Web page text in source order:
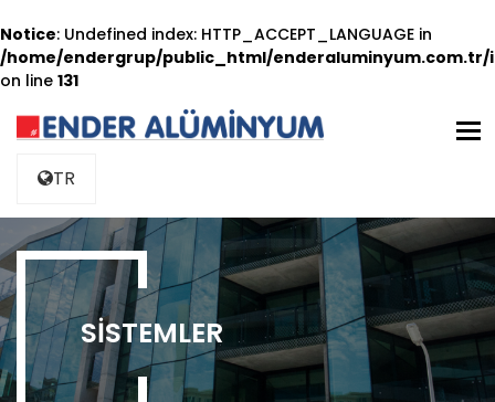
Notice: Undefined index: HTTP_ACCEPT_LANGUAGE in
/home/endergrup/public_html/enderaluminyum.com.tr/
on line 131
TR
SISTEMLER